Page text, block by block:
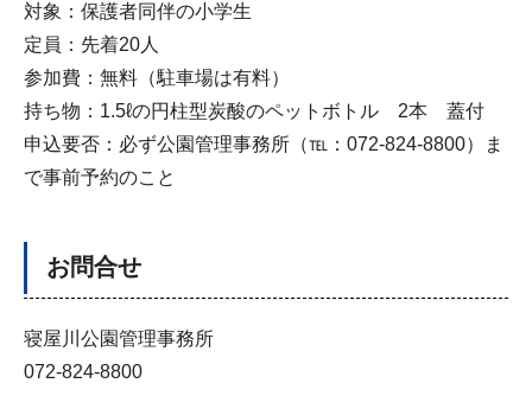
対象：保護者同伴の小学生
定員：先着20人
参加費：無料（駐車場は有料）
持ち物：1.5ℓの円柱型炭酸のペットボトル 2本 蓋付
申込要否：必ず公園管理事務所（℡：072-824-8800）ま
で事前予約のこと
お問合せ
寝屋川公園管理事務所
072-824-8800